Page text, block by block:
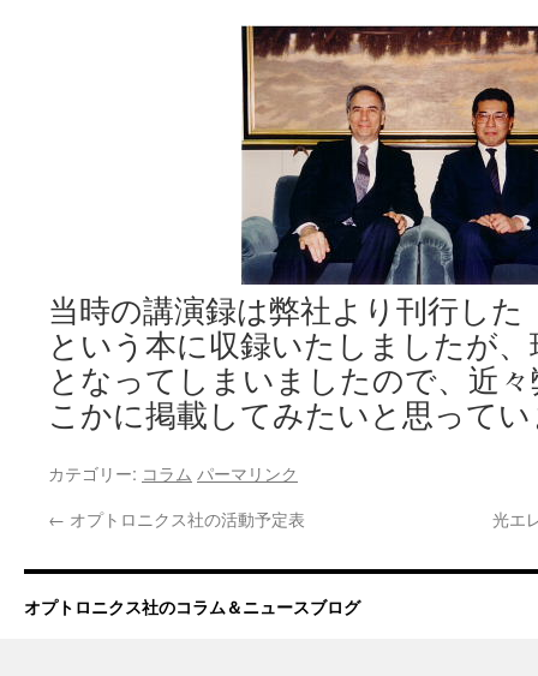
当時の講演録は弊社より刊行した
という本に収録いたしましたが
となってしまいましたので、近
こかに掲載してみたいと思って
カテゴリー: コラム パーマリンク
← オプトロニクス社の活動予定表 光エ
オプトロニクス社のコラム＆ニュースブログ